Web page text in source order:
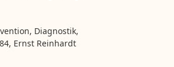
Diagnostik,
Ernst Reinhardt